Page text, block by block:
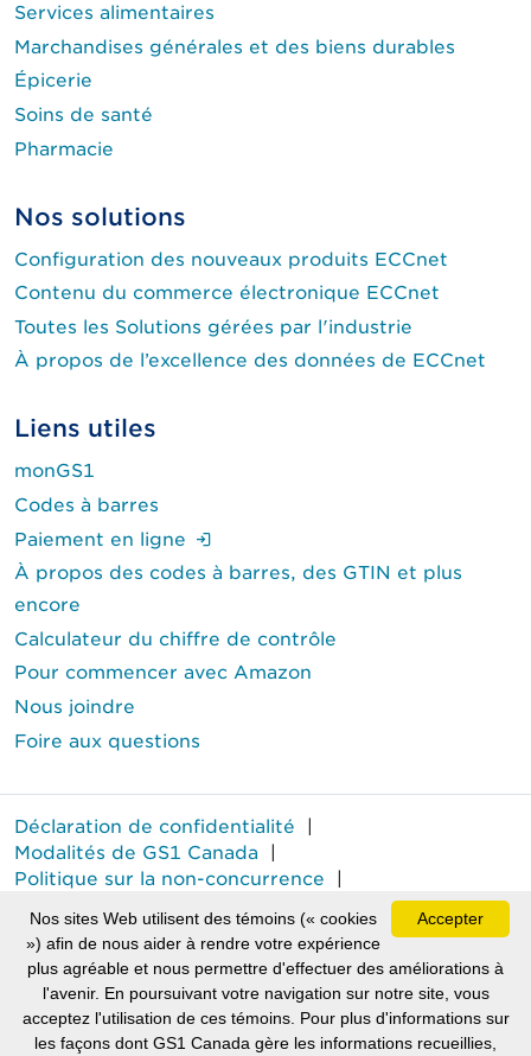
Services alimentaires
Marchandises générales et des biens durables
Épicerie
Soins de santé
Pharmacie
Nos solutions
Configuration des nouveaux produits ECCnet
Contenu du commerce électronique ECCnet
Toutes les Solutions gérées par l'industrie
À propos de l’excellence des données de ECCnet
Liens utiles
monGS1
Codes à barres
Paiement en ligne
À propos des codes à barres, des GTIN et plus
encore
Calculateur du chiffre de contrôle
Pour commencer avec Amazon
Nous joindre
Foire aux questions
Déclaration de confidentialité |
Modalités de GS1 Canada |
Politique sur la non-concurrence |
GS1 Canada
est une marque déposée de GS1 Canada.
Tous droits réservés © GS1 Canada 2026.
(Le lien
(Le
Accepter
Nos sites Web utilisent des témoins (« cookies
») afin de nous aider à rendre votre expérience
plus agréable et nous permettre d'effectuer des améliorations à
l'avenir. En poursuivant votre navigation sur notre site, vous
acceptez l'utilisation de ces témoins. Pour plus d'informations sur
les façons dont GS1 Canada gère les informations recueillies,